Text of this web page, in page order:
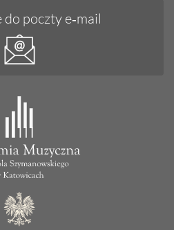
do poczty e‑mail